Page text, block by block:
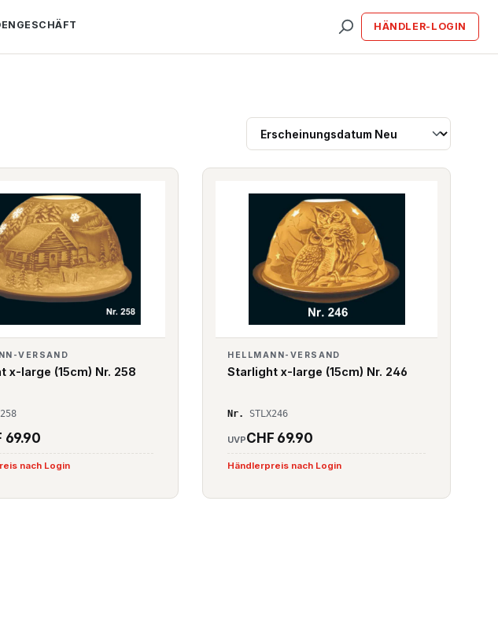
HÄNDLER-LOGIN
VERSAND
x-large (15cm) Nr. 258
69.90
nach Login
HELLMANN-VERSAND
Starlight x-large (15cm) Nr. 246
Nr. STLX246
UVPCHF 69.90
Händlerpreis nach Login